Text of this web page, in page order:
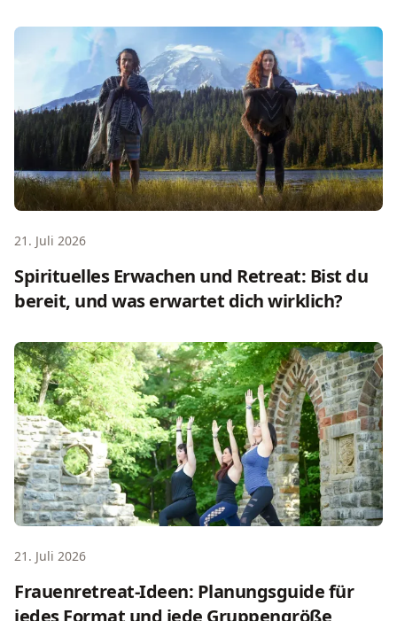
Spirituelles Erwachen und Retreat: Bist du bereit, und
21. Juli 2026
Spirituelles Erwachen und Retreat: Bist du
bereit, und was erwartet dich wirklich?
Frauenretreat-Ideen: Planungsguide für jedes Format
21. Juli 2026
Frauenretreat-Ideen: Planungsguide für
jedes Format und jede Gruppengröße